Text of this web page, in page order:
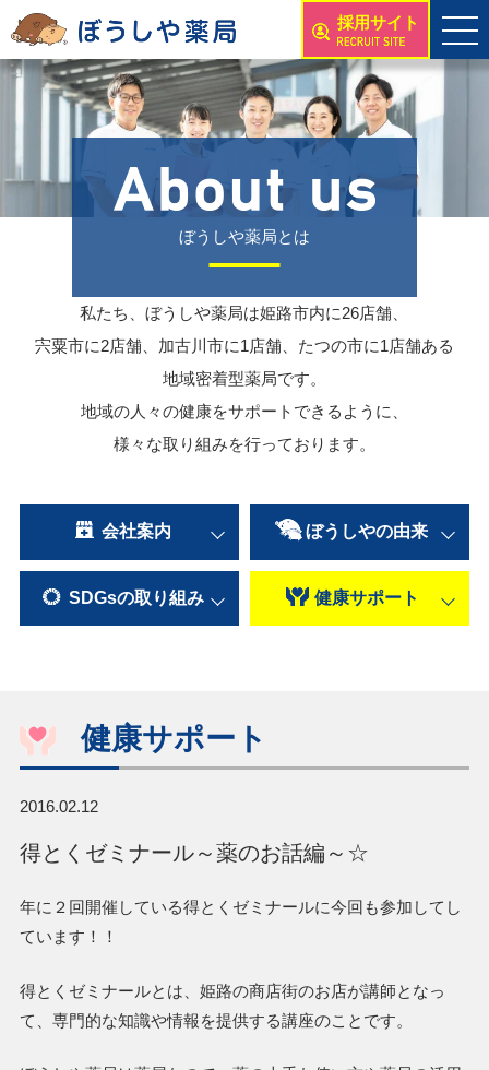
採用サイト
ぼうしや薬局とは
私たち、ぼうしや薬局は姫路市内に26店舗、
宍粟市に2店舗、加古川市に1店舗、たつの市に1店舗ある
地域密着型薬局です。
地域の人々の健康をサポートできるように、
様々な取り組みを行っております。
会社案内 ぼうしやの由来
SDGsの取り組み 健康サポート
健康サポート
2016.02.12
得とくゼミナール～薬のお話編～☆
年に２回開催している得とくゼミナールに今回も参加してし
ています！！
得とくゼミナールとは、姫路の商店街のお店が講師となっ
て、専門的な知識や情報を提供する講座のことです。